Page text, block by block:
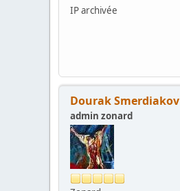
IP archivée
Dourak Smerdiakov
admin zonard